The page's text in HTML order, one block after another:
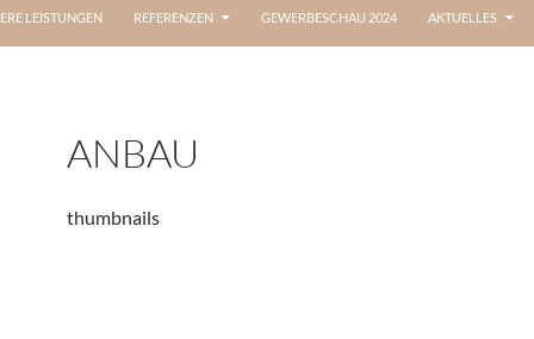
LEISTUNGEN REFERENZEN GEWERBESCHAU 2024 AKTUELLES
ANBAU
thumbnails